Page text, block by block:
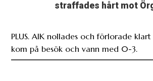
straffades hårt mot
PLUS. AIK nollades och förlorade
kom på besök och vann med 0-3.